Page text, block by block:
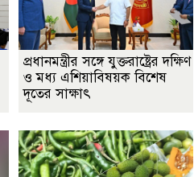
প্রধানমন্ত্রীর সঙ্গে যুক্তরাষ্ট্রের দক্ষিণ
ও মধ্য এশিয়াবিষয়ক বিশেষ
দূতের সাক্ষাৎ